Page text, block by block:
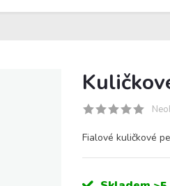
Fialové kuličkové